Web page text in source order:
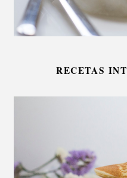
RECETAS